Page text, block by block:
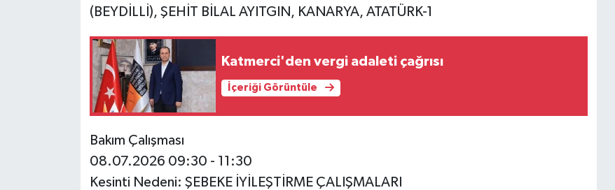
(BEYDİLLİ), ŞEHİT BİLAL AYITGIN, KANARYA, ATATÜRK-1
Katmerci'den vergi adaleti çağrısı
İçeriği Görüntüle
Bakım Çalışması
08.07.2026 09:30 - 11:30
Kesinti Nedeni: ŞEBEKE İYİLEŞTİRME ÇALIŞMALARI